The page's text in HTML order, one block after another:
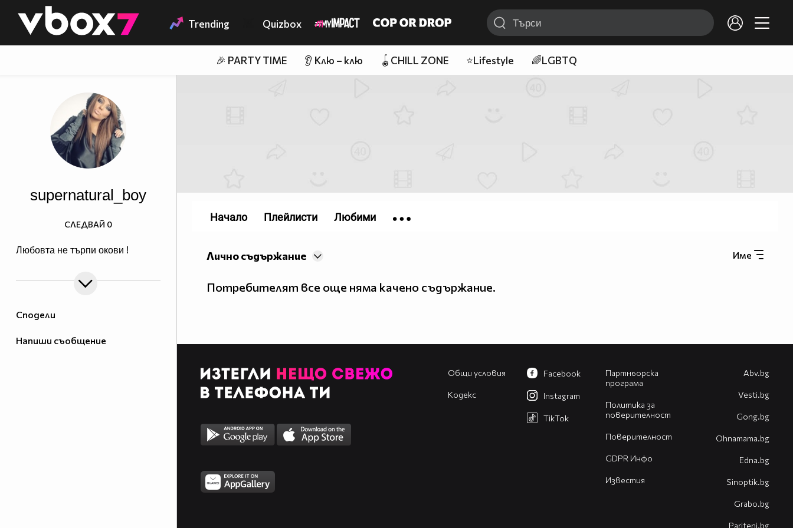
👾 Trending Quizbox
🎉 PARTY TIME 👂 Клю – клю 🪀CHILL ZONE ⭐Lifestyle 🌈LGBTQ
Сподели
Напиши съобщение
supernatural_boy
Любовта не търпи окови !
СЛЕДВАЙ 0
Име
Лично съдържание
Потребителят все още няма качено съдържание.
Начало Плейлисти Любими
Общи условия
Кодекс
Партньорска
програма
Политика за
поверителност
Поверителност
GDPR Инфо
Известия
Facebook
Instagram
TikTok
Abv.bg
Vesti.bg
Gong.bg
Оhnamama.bg
Edna.bg
Sinoptik.bg
Grabo.bg
Pariteni.bg